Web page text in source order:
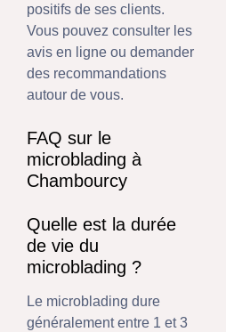
positifs de ses clients.
Vous pouvez consulter les
avis en ligne ou demander
des recommandations
autour de vous.
FAQ sur le
microblading à
Chambourcy
Quelle est la durée
de vie du
microblading ?
Le microblading dure
généralement entre 1 et 3